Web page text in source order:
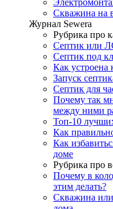
Скважина на
Журнал Sewera
Рубрика про
Септик или
Септик под
Как устроена
Запуск
Септик для
Почему так
между ними
Топ-10
Как
Как
доме
Рубрика про
Почему в
этим делать?
Скважина или